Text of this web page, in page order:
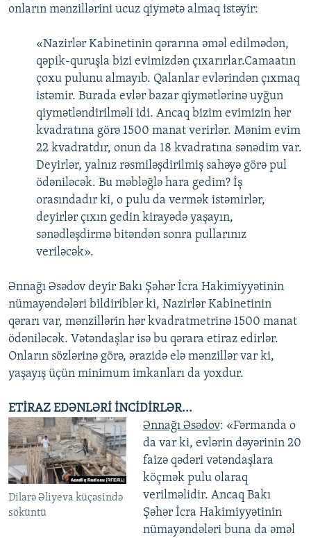
onların mənzillərini ucuz qiymətə almaq istəyir:
«Nazirlər Kabinetinin qərarına əməl edilmədən,
qəpik-quruşla bizi evimizdən çıxarırlar.Camaatın
çoxu pulunu almayıb. Qalanlar evlərindən çıxmaq
istəmir. Burada evlər bazar qiymətlərinə uyğun
qiymətləndirilməli idi. Ancaq bizim evimizin hər
kvadratına görə 1500 manat verirlər. Mənim evim
22 kvadratdır, onun da 18 kvadratına sənədim var.
Deyirlər, yalnız rəsmiləşdirilmiş sahəyə görə pul
ödəniləcək. Bu məbləğlə hara gedim? İş
orasındadır ki, o pulu da vermək istəmirlər,
deyirlər çıxın gedin kirayədə yaşayın,
sənədləşdirmə bitəndən sonra pullarınız
veriləcək».
Ənnağı Əsədov deyir Bakı Şəhər İcra Hakimiyyətinin
nümayəndələri bildiriblər ki, Nazirlər Kabinetinin
qərarı var, mənzillərin hər kvadratmetrinə 1500 manat
ödəniləcək. Vətəndaşlar isə bu qərara etiraz edirlər.
Onların sözlərinə görə, ərazidə elə mənzillər var ki,
yaşayış üçün minimum imkanları da yoxdur.
ETİRAZ EDƏNLƏRİ İNCİDİRLƏR...
Dilarə Əliyeva küçəsində
söküntü
Ənnağı Əsədov: «Fərmanda o
da var ki, evlərin dəyərinin 20
faizə qədəri vətəndaşlara
köçmək pulu olaraq
verilməlidir. Ancaq Bakı
Şəhər İcra Hakimiyyətinin
nümayəndələri buna da əməl